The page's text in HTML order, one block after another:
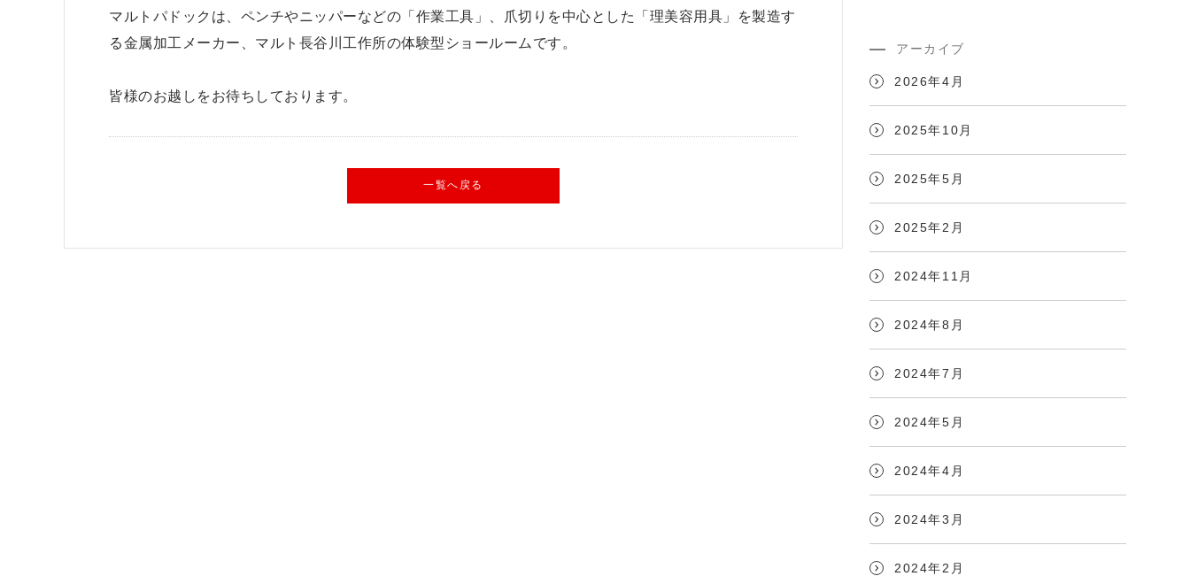
マルトパドックは、ペンチやニッパーなどの「作業工具」、爪切りを中心とした「理美容用具」を製造す
る金属加工メーカー、マルト長谷川工作所の体験型ショールームです。
皆様のお越しをお待ちしております。
一覧へ戻る
アーカイブ
2026年4月
2025年10月
2025年5月
2025年2月
2024年11月
2024年8月
2024年7月
2024年5月
2024年4月
2024年3月
2024年2月